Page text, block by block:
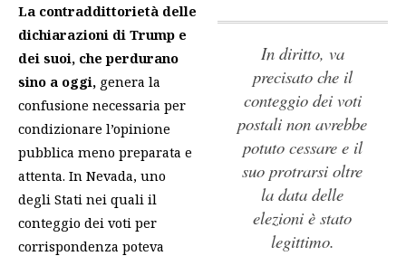
In diritto, va
precisato che il
conteggio dei voti
postali non avrebbe
potuto cessare e il
suo protrarsi oltre
la data delle
elezioni è stato
legittimo.
La contraddittorietà delle
dichiarazioni di Trump e
dei suoi, che perdurano
sino a oggi, genera la
confusione necessaria per
condizionare l’opinione
pubblica meno preparata e
attenta. In Nevada, uno
degli Stati nei quali il
conteggio dei voti per
corrispondenza poteva